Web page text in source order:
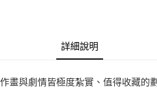
權轉讓予恩沛科技股份有限公司。
２．關於個人資料處理事宜，請瀏覽以下網址：
https://aftee.tw/terms/#terms3
「AFTEE先享後付」，若未經同意申辦者引
付款後7-11取貨
每筆NT$80，滿NT$500(含以上)免運費
宅配
詳細說明
作畫與劇情皆極度紮實、值得收藏的